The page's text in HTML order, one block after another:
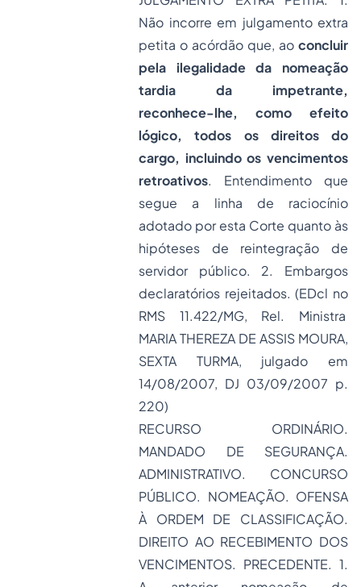
Não incorre em julgamento extra
petita o acórdão que, ao concluir
pela ilegalidade da nomeação
tardia da impetrante,
reconhece-lhe, como efeito
lógico, todos os direitos do
cargo, incluindo os vencimentos
retroativos. Entendimento que
segue a linha de raciocínio
adotado por esta Corte quanto às
hipóteses de reintegração de
servidor público. 2. Embargos
declaratórios rejeitados. (EDcl no
RMS 11.422/MG, Rel. Ministra
MARIA THEREZA DE ASSIS MOURA,
SEXTA TURMA, julgado em
14/08/2007, DJ 03/09/2007 p.
220)
RECURSO ORDINÁRIO.
MANDADO DE SEGURANÇA.
ADMINISTRATIVO. CONCURSO
PÚBLICO. NOMEAÇÃO. OFENSA
À ORDEM DE CLASSIFICAÇÃO.
DIREITO AO RECEBIMENTO DOS
VENCIMENTOS. PRECEDENTE. 1.